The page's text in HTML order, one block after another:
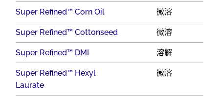
Super Refined™ Corn Oil 微溶
Super Refined™ Cottonseed 微溶
Super Refined™ DMI 溶解
Super Refined™ Hexyl
Laurate
微溶